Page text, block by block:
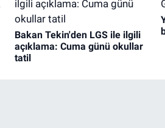
Bakan Tekin'den LGS ile ilgili
açıklama: Cuma günü okullar
tatil